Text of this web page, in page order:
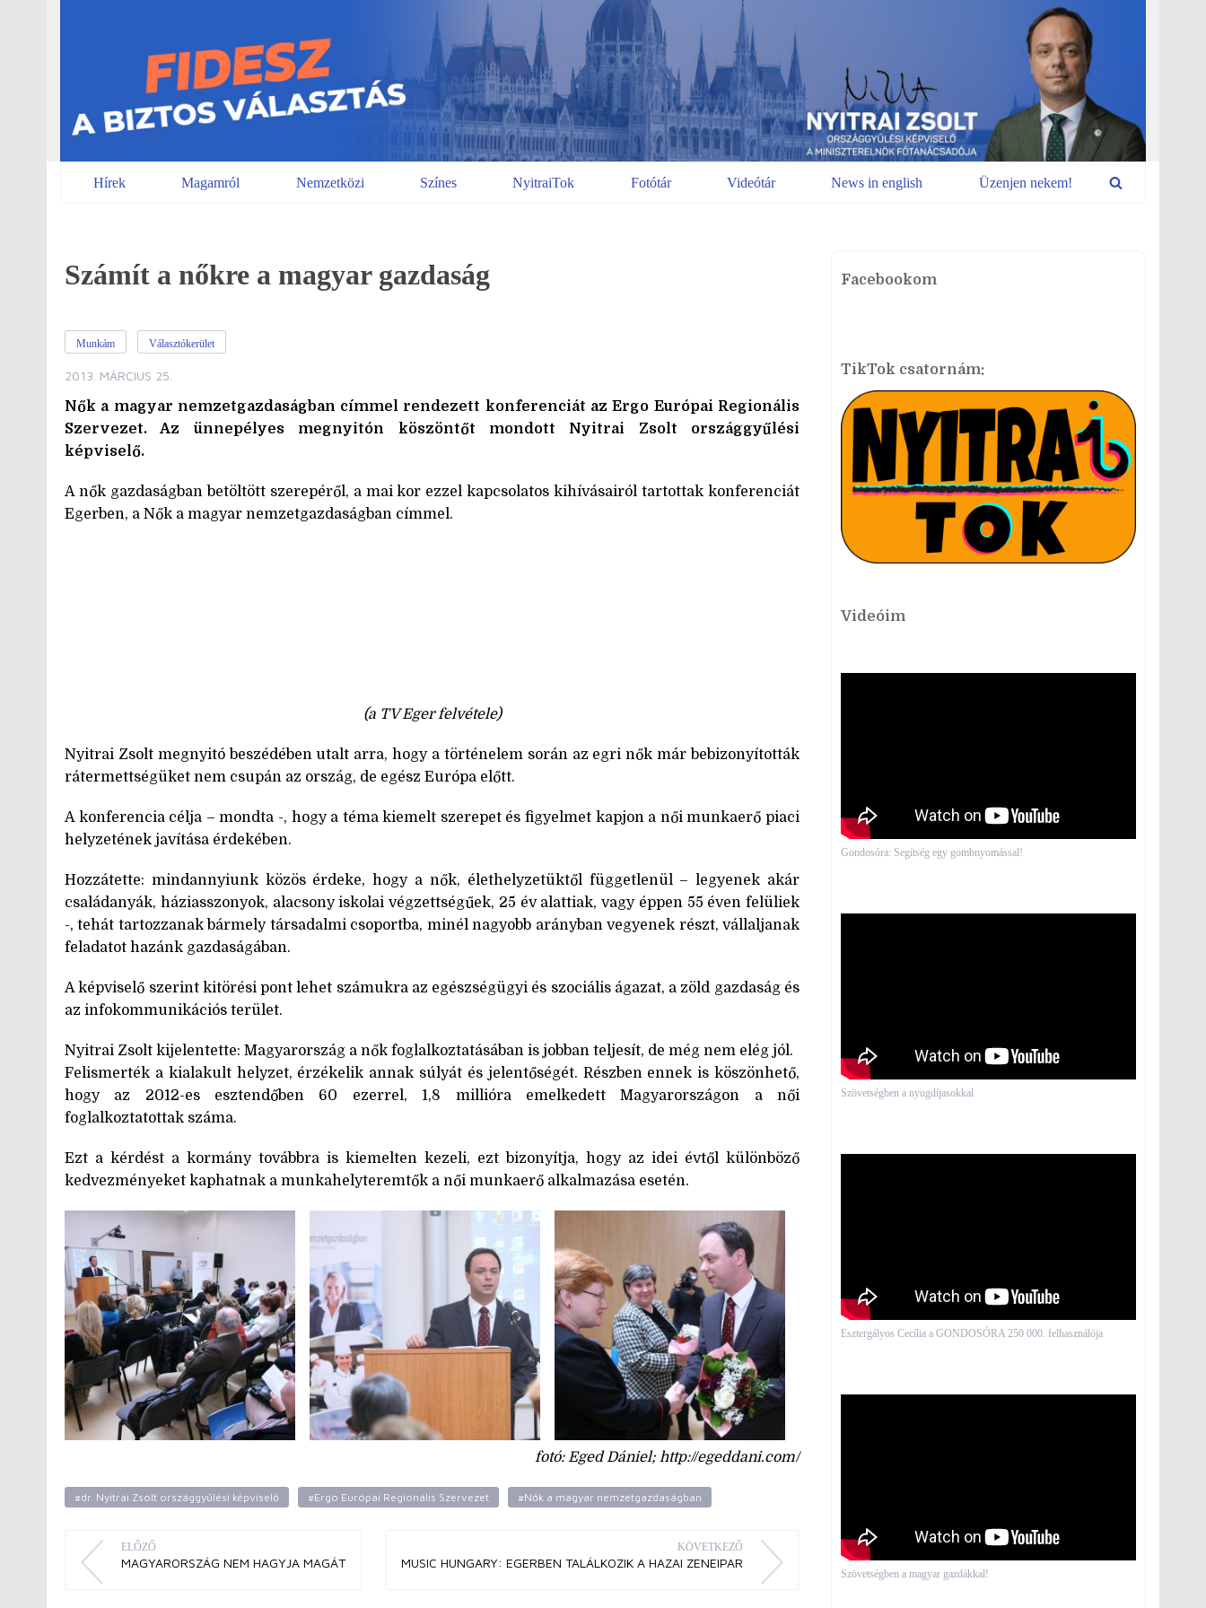
Hírek Magamról Nemzetközi Színes NyitraiTok Fotótár Videótár News in english Üzenjen nekem!
Számít a nőkre a magyar gazdaság
Munkám Választókerület
2013. MÁRCIUS 25.
Nők a magyar nemzetgazdaságban címmel rendezett konferenciát az Ergo Európai Regionális
Szervezet. Az ünnepélyes megnyitón köszöntőt mondott Nyitrai Zsolt országgyűlési
képviselő.
A nők gazdaságban betöltött szerepéről, a mai kor ezzel kapcsolatos kihívásairól tartottak konferenciát
Egerben, a Nők a magyar nemzetgazdaságban címmel.
(a TV Eger felvétele)
Nyitrai Zsolt megnyitó beszédében utalt arra, hogy a történelem során az egri nők már bebizonyították
rátermettségüket nem csupán az ország, de egész Európa előtt.
A konferencia célja – mondta -, hogy a téma kiemelt szerepet és figyelmet kapjon a női munkaerő piaci
helyzetének javítása érdekében.
Hozzátette: mindannyiunk közös érdeke, hogy a nők, élethelyzetüktől függetlenül – legyenek akár
családanyák, háziasszonyok, alacsony iskolai végzettségűek, 25 év alattiak, vagy éppen 55 éven felüliek
-, tehát tartozzanak bármely társadalmi csoportba, minél nagyobb arányban vegyenek részt, vállaljanak
feladatot hazánk gazdaságában.
A képviselő szerint kitörési pont lehet számukra az egészségügyi és szociális ágazat, a zöld gazdaság és
az infokommunikációs terület.
Nyitrai Zsolt kijelentette: Magyarország a nők foglalkoztatásában is jobban teljesít, de még nem elég jól.
Felismerték a kialakult helyzet, érzékelik annak súlyát és jelentőségét. Részben ennek is köszönhető,
hogy az 2012-es esztendőben 60 ezerrel, 1,8 millióra emelkedett Magyarországon a női
foglalkoztatottak száma.
Ezt a kérdést a kormány továbbra is kiemelten kezeli, ezt bizonyítja, hogy az idei évtől különböző
kedvezményeket kaphatnak a munkahelyteremtők a női munkaerő alkalmazása esetén.
fotó: Eged Dániel; http://egeddani.com/
#dr. Nyitrai Zsolt országgyűlési képviselő #Ergo Európai Regionális Szervezet #Nők a magyar nemzetgazdaságban
ELŐZŐ
MAGYARORSZÁG NEM HAGYJA MAGÁT
KÖVETKEZŐ
MUSIC HUNGARY: EGERBEN TALÁLKOZIK A HAZAI ZENEIPAR
Facebookom
TikTok csatornám:
Videóim
Gondosóra: Segítség egy gombnyomással!
Szövetségben a nyugdíjasokkal
Esztergályos Cecília a GONDOSÓRA 250 000. felhasználója
Szövetségben a magyar gazdákkal!